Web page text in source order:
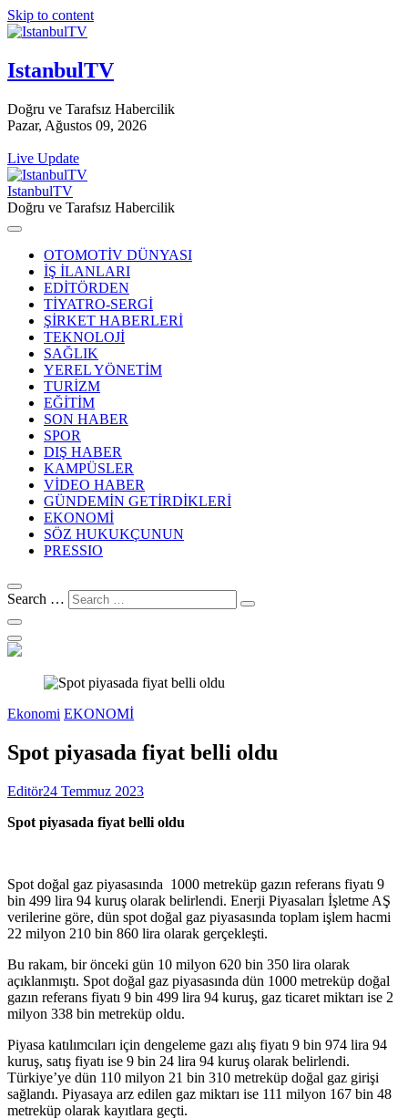
Skip to content
IstanbulTV
Doğru ve Tarafsız Habercilik
Pazar, Ağustos 09, 2026
Live Update
IstanbulTV
Doğru ve Tarafsız Habercilik
OTOMOTİV DÜNYASI
İŞ İLANLARI
EDİTÖRDEN
TİYATRO-SERGİ
ŞİRKET HABERLERİ
TEKNOLOJİ
SAĞLIK
YEREL YÖNETİM
TURİZM
EĞİTİM
SON HABER
SPOR
DIŞ HABER
KAMPÜSLER
VİDEO HABER
GÜNDEMİN GETİRDİKLERİ
EKONOMİ
SÖZ HUKUKÇUNUN
PRESSIO
Search …
Ekonomi EKONOMİ
Spot piyasada fiyat belli oldu
Editör24 Temmuz 2023
Spot piyasada fiyat belli oldu
Spot doğal gaz piyasasında 1000 metreküp gazın referans fiyatı 9
bin 499 lira 94 kuruş olarak belirlendi. Enerji Piyasaları İşletme AŞ
verilerine göre, dün spot doğal gaz piyasasında toplam işlem hacmi
22 milyon 210 bin 860 lira olarak gerçekleşti.
Bu rakam, bir önceki gün 10 milyon 620 bin 350 lira olarak
açıklanmıştı. Spot doğal gaz piyasasında dün 1000 metreküp doğal
gazın referans fiyatı 9 bin 499 lira 94 kuruş, gaz ticaret miktarı ise 2
milyon 338 bin metreküp oldu.
Piyasa katılımcıları için dengeleme gazı alış fiyatı 9 bin 974 lira 94
kuruş, satış fiyatı ise 9 bin 24 lira 94 kuruş olarak belirlendi.
Türkiye’ye dün 110 milyon 21 bin 310 metreküp doğal gaz girişi
sağlandı. Piyasaya arz edilen gaz miktarı ise 111 milyon 167 bin 48
metreküp olarak kayıtlara geçti.